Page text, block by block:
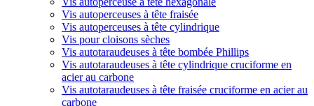
Vis autoperceuses à tête fraisée
Vis autoperceuses à tête cylindrique
Vis pour cloisons sèches
Vis autotaraudeuses à tête bombée Phillips
Vis autotaraudeuses à tête cylindrique cruciforme en
acier au carbone
Vis autotaraudeuses à tête fraisée cruciforme en acier au
carbone